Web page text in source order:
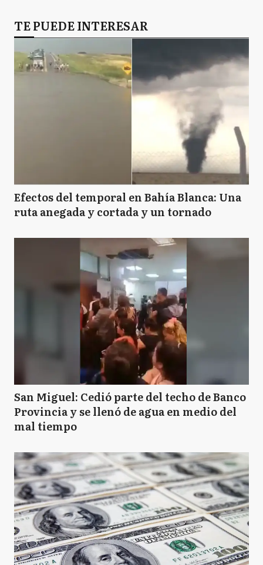
TE PUEDE INTERESAR
Efectos del temporal en Bahía Blanca: Una
ruta anegada y cortada y un tornado
San Miguel: Cedió parte del techo de Banco
Provincia y se llenó de agua en medio del
mal tiempo